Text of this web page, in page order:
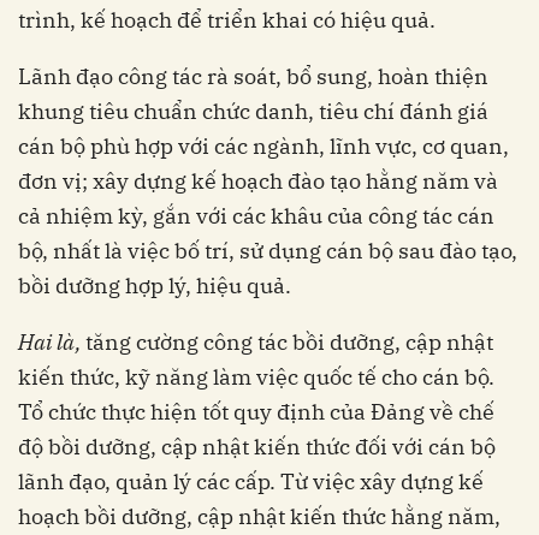
trình, kế hoạch để triển khai có hiệu quả.
Lãnh đạo công tác rà soát, bổ sung, hoàn thiện
khung tiêu chuẩn chức danh, tiêu chí đánh giá
cán bộ phù hợp với các ngành, lĩnh vực, cơ quan,
đơn vị; xây dựng kế hoạch đào tạo hằng năm và
cả nhiệm kỳ, gắn với các khâu của công tác cán
bộ, nhất là việc bố trí, sử dụng cán bộ sau đào tạo,
bồi dưỡng hợp lý, hiệu quả.
Hai là, tăng cường công tác bồi dưỡng, cập nhật
kiến thức, kỹ năng làm việc quốc tế cho cán bộ.
Tổ chức thực hiện tốt quy định của Đảng về chế
độ bồi dưỡng, cập nhật kiến thức đối với cán bộ
lãnh đạo, quản lý các cấp. Từ việc xây dựng kế
hoạch bồi dưỡng, cập nhật kiến thức hằng năm,